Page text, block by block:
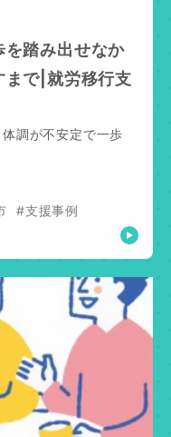
を踏み出せなか
まで|就労移行支
調が不安定で一歩
#支援事例